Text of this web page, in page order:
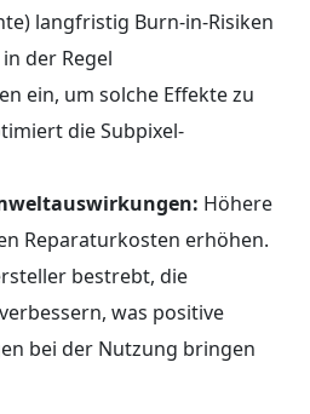
langfristig Burn-in-Risiken
der Regel
ein, um solche Effekte zu
die Subpixel-
Höhere
Reparaturkosten erhöhen.
bestrebt, die
was positive
bei der Nutzung bringen